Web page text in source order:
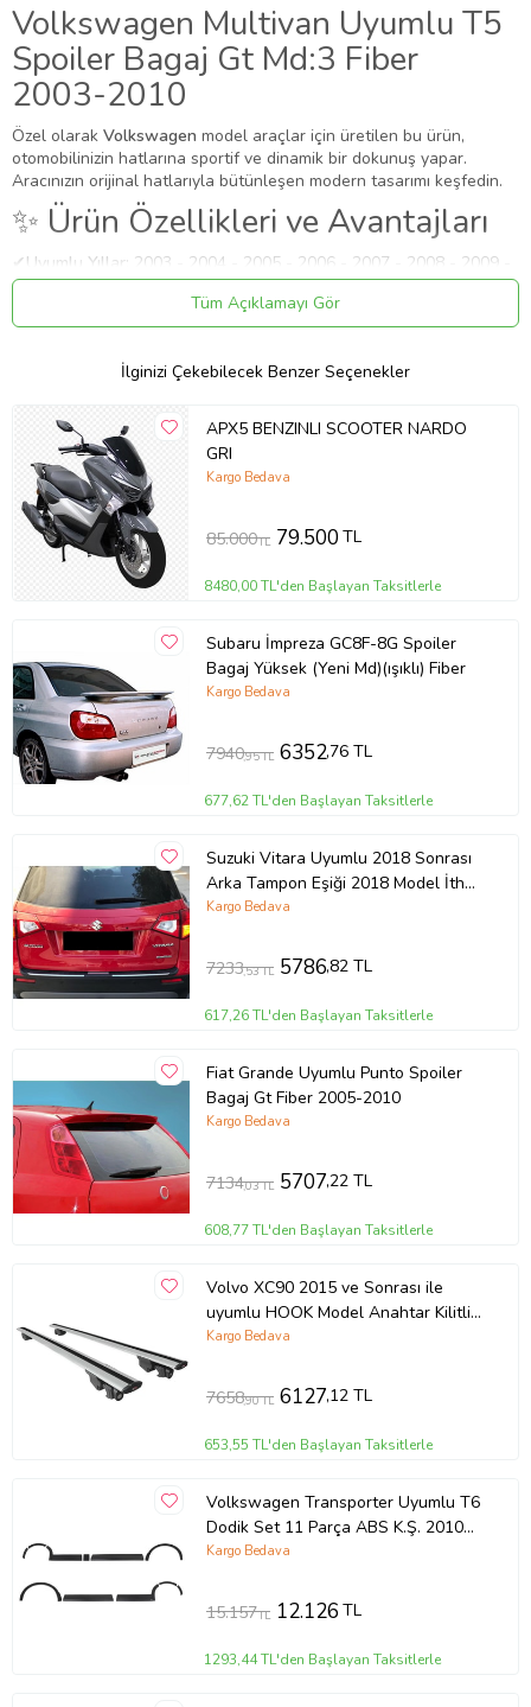
Volkswagen Multivan Uyumlu T5
Spoiler Bagaj Gt Md:3 Fiber
2003-2010
Özel olarak Volkswagen model araçlar için üretilen bu ürün,
otomobilinizin hatlarına sportif ve dinamik bir dokunuş yapar.
Aracınızın orijinal hatlarıyla bütünleşen modern tasarımı keşfedin.
✨ Ürün Özellikleri ve Avantajları
✔Uyumlu Yıllar: 2003 - 2004 - 2005 - 2006 - 2007 - 2008 - 2009 -
2010 modelleriyle tam uyumludur.
Aracınızın modeli 2003 (ve altı) veya 2010 (ve üstü) ise, kasa
Fiber
Aracınızın ölçülerine uygundur. Montaj işlemi el yatkınlığı
gerektirebilir.
Paket İçeriği
Volkswagen Multivan Uyumlu T5 Spoiler Bagaj Gt Md:3 Fiber
2003-2010
Güvenli Teslimat
Siparişleriniz darbe emici özel ambalajlarla, kargoda zarar
Müşteri memnuniyeti garantisiyle.
Ürün Kodu:kcm43256501
Tüm Açıklamayı Gör
İlginizi Çekebilecek Benzer Seçenekler
APX5 BENZINLI SCOOTER NARDO
GRI
Kargo Bedava
85.000TL 79.500TL
8480,00 TL'den Başlayan Taksitlerle
Subaru İmpreza GC8F-8G Spoiler
Bagaj Yüksek (Yeni Md)(ışıklı) Fiber
Kargo Bedava
7940,95 TL 6352,76 TL
677,62 TL'den Başlayan Taksitlerle
Suzuki Vitara Uyumlu 2018 Sonrası
Arka Tampon Eşiği 2018 Model İthal
Üründür
Kargo Bedava
7233,53 TL 5786,82 TL
617,26 TL'den Başlayan Taksitlerle
Fiat Grande Uyumlu Punto Spoiler
Bagaj Gt Fiber 2005-2010
Kargo Bedava
7134,03 TL 5707,22 TL
608,77 TL'den Başlayan Taksitlerle
Volvo XC90 2015 ve Sonrası ile
uyumlu HOOK Model Anahtar Kilitli
Ara Atkı Tavan Barı GRİ
Kargo Bedava
7658,90 TL 6127,12 TL
653,55 TL'den Başlayan Taksitlerle
Volkswagen Transporter Uyumlu T6
Dodik Set 11 Parça ABS K.Ş. 2010
2014 Model Aras
Kargo Bedava
15.157TL 12.126TL
1293,44 TL'den Başlayan Taksitlerle